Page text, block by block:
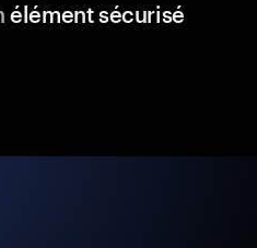
élément sécurisé